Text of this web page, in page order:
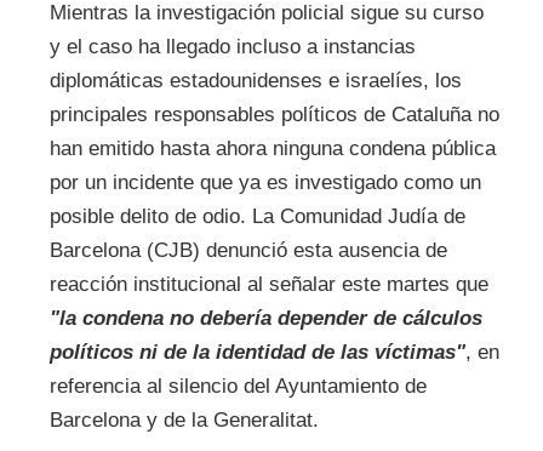
Mientras la investigación policial sigue su curso
y el caso ha llegado incluso a instancias
diplomáticas estadounidenses e israelíes, los
principales responsables políticos de Cataluña no
han emitido hasta ahora ninguna condena pública
por un incidente que ya es investigado como un
posible delito de odio. La Comunidad Judía de
Barcelona (CJB) denunció esta ausencia de
reacción institucional al señalar este martes que
"la condena no debería depender de cálculos
políticos ni de la identidad de las víctimas", en
referencia al silencio del Ayuntamiento de
Barcelona y de la Generalitat.